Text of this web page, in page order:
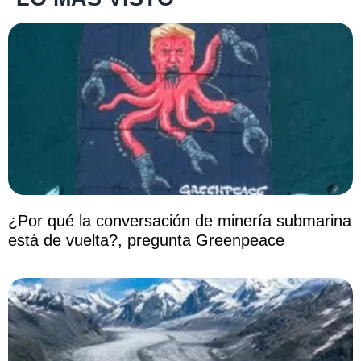
¿Por qué la conversación de minería submarina
está de vuelta?, pregunta Greenpeace